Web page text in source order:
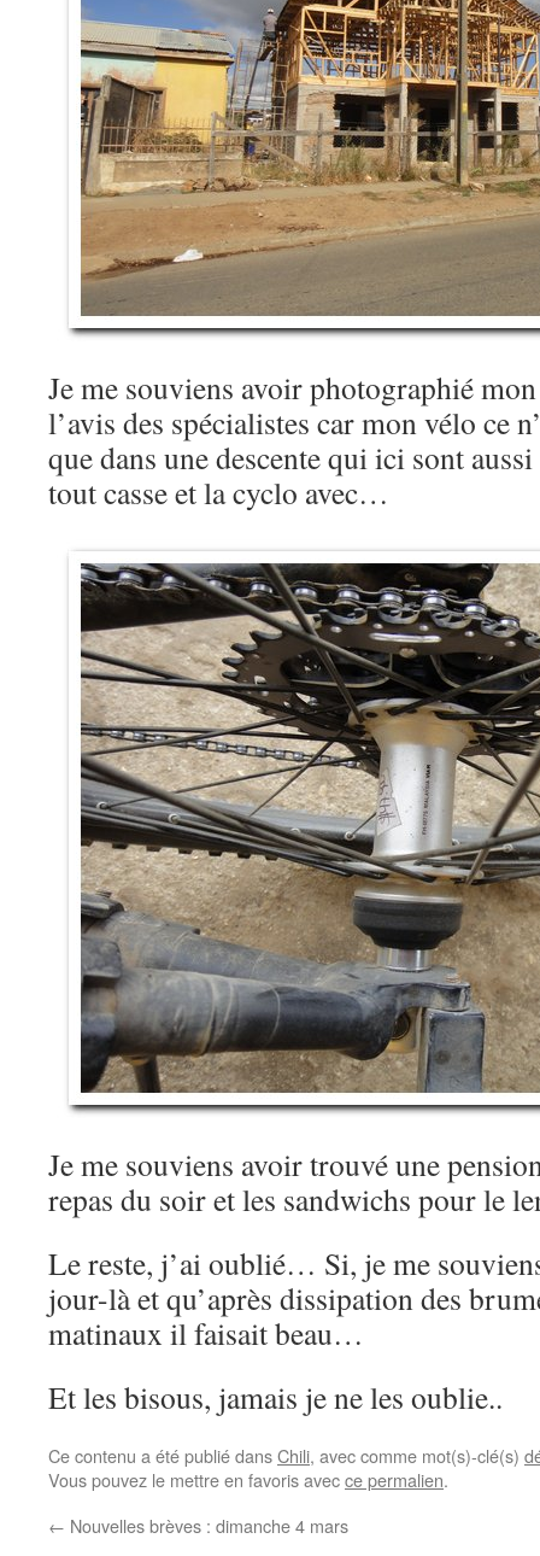
Je me souviens avoir photographié
l’avis des spécialistes car mon vélo ce
que dans une descente qui ici sont
tout casse et la cyclo avec…
Je me souviens avoir trouvé une
repas du soir et les sandwichs pour le
Le reste, j’ai oublié… Si, je me
jour-là et qu’après dissipation des
matinaux il faisait beau…
Et les bisous, jamais je ne les oublie..
Ce contenu a été publié dansChili, avec comme mot(s)-clé(s)
Vous pouvez le mettre en favoris avecce permalien.
← Nouvelles brèves : dimanche 4 mars